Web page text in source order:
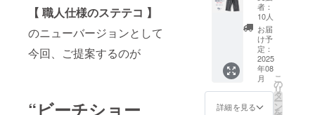
【 職人仕様のステテコ 】
のニューバージョンとして
今回、ご提案するのが
“ビーチショー
動報告
にて速
やかに
お届け
時期の
ご報告
をさせ
ていた
す。 不
ださ
い。 ※
ご注文
状況、
仕様部
材の供
給状
況、製
造工程
上の都
詳細は
プロ
ジェク
ト本文
に記載
してお
りま
す。 ※
デザイ
ン・仕
style〜
【職人
仕様の
ステテ
コ】
ビーチ
ステテ
コ グ
レー 早
割
者：
10人
お届
け予
定：
2025
年08
月
詳細を見る
こ
の
リ
タ
ー
ン
を